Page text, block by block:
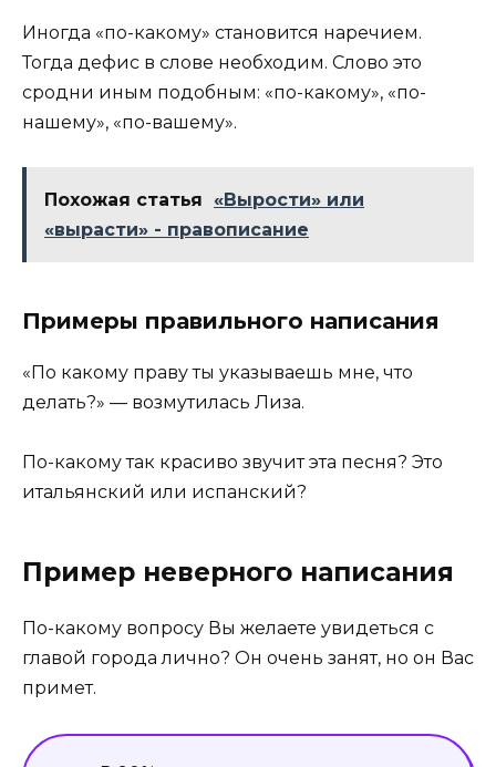
Иногда «по-какому» становится наречием.
Тогда дефис в слове необходим. Слово это
сродни иным подобным: «по-какому», «по-
нашему», «по-вашему».
Похожая статья
«Вырости» или
«вырасти» - правописание
Примеры правильного написания
«По какому праву ты указываешь мне, что
делать?» — возмутилась Лиза.
По-какому так красиво звучит эта песня? Это
итальянский или испанский?
Пример неверного написания
По-какому вопросу Вы желаете увидеться с
главой города лично? Он очень занят, но он Вас
примет.